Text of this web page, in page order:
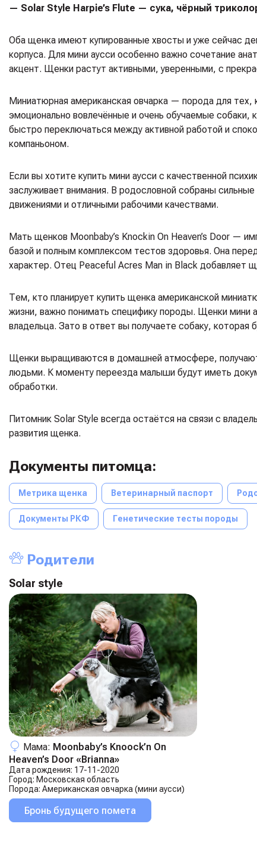
— Solar Style Harpie’s Flute — сука, чёрный
Оба щенка имеют купированные хвосты и уже сейчас
корпуса. Для мини аусси особенно важно сочетание
акцент. Щенки растут активными, уверенными, с
Миниатюрная американская овчарка — порода для
эмоционально вовлечённые и очень обучаемые
быстро переключаться между активной работой и
компаньоном.
Если вы хотите купить мини аусси с качественной
заслуживает внимания. В родословной собраны
движениями и отличными рабочими качествами.
Мать щенков Moonbaby’s Knockin On Heaven’s Door —
базой и полным комплексом тестов здоровья. Она
характер. Отец Peaceful Acres Man in Black добавляет
Тем, кто планирует купить щенка американской
жизни, важно понимать специфику породы. Щенки мини
владельца. Зато в ответ вы получаете собаку,
Щенки выращиваются в домашней атмосфере,
людьми. К моменту переезда малыши будут иметь
обработки.
Питомник Solar Style всегда остаётся на связи с
развития щенка.
Документы питомца:
Метрика щенка Ветеринарный паспорт
Документы РКФ Генетические тесты породы
Родители
Solar style
Мама: Moonbaby’s Knoock’n On
Heaven’s Door «brianna»
Дата рождения: 17-11-2020
Город: Московская область
Порода: Американская овчарка (мини аусси)
Бронь будущего помета